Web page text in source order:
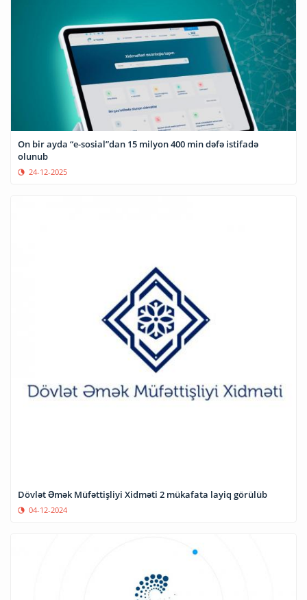
On bir ayda “e-sosial”dan 15 milyon 400 min dəfə istifadə
olunub
24-12-2025
Dövlət Əmək Müfəttişliyi Xidməti 2 mükafata layiq görülüb
04-12-2024